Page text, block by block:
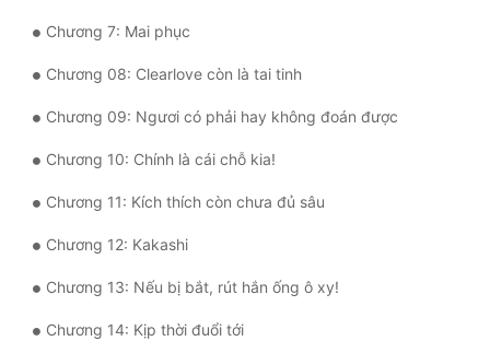
Linh Dị
Làm Giàu
Lịch Sử
Mưu Mô
Mạt Thế
Mỹ Thực
Ngôn Tình
Ngược
Chương 7: Mai phục
Chương 08: Clearlove còn là tai tinh
Chương 09: Ngươi có phải hay không đoán được
Chương 10: Chính là cái chỗ kia!
Chương 11: Kích thích còn chưa đủ sâu
Chương 12: Kakashi
Chương 13: Nếu bị bắt, rút hắn ống ô xy!
Chương 14: Kịp thời đuổi tới